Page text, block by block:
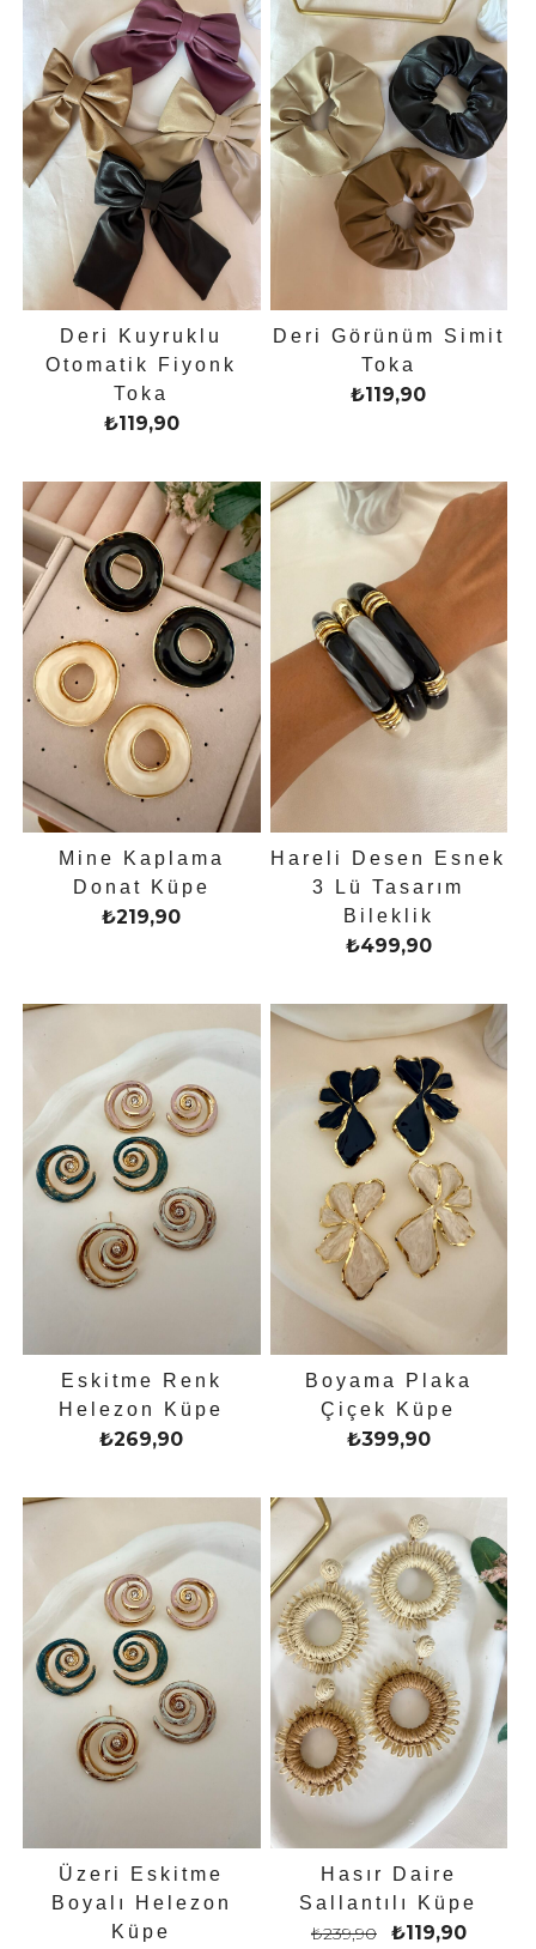
Deri Kuyruklu
Otomatik Fiyonk
Toka
₺119,90
Deri Görünüm Simit
Toka
₺119,90
Mine Kaplama
Donat Küpe
₺219,90
Hareli Desen Esnek
3 Lü Tasarım
Bileklik
₺499,90
Eskitme Renk
Helezon Küpe
₺269,90
Boyama Plaka
Çiçek Küpe
₺399,90
Üzeri Eskitme
Boyalı Helezon
Küpe
Hasır Daire
Sallantılı Küpe
₺239,90 ₺119,90